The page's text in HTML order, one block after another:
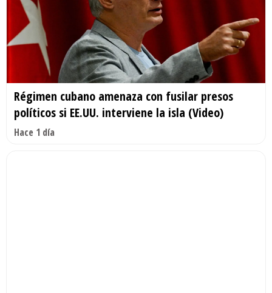
Régimen cubano amenaza con fusilar presos
políticos si EE.UU. interviene la isla (Video)
Hace 1 día